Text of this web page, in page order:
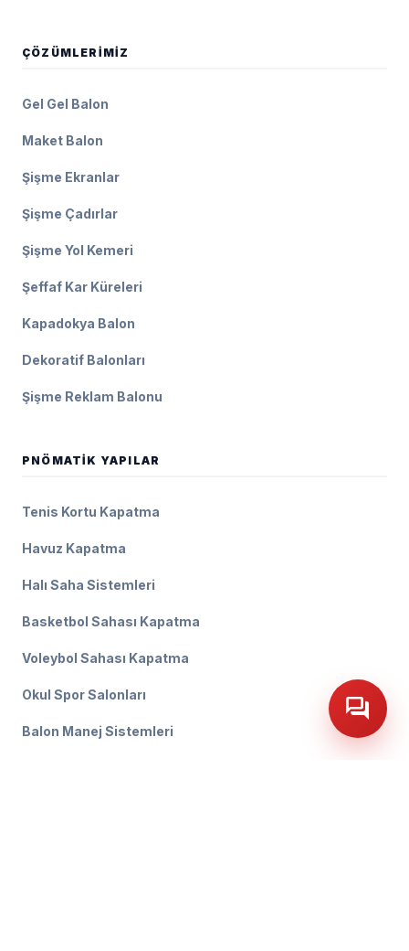
ÇÖZÜMLERIMIZ
Gel Gel Balon
Maket Balon
Şişme Ekranlar
Şişme Çadırlar
Şişme Yol Kemeri
Şeffaf Kar Küreleri
Kapadokya Balon
Dekoratif Balonları
Şişme Reklam Balonu
PNÖMATIK YAPILAR
Tenis Kortu Kapatma
Havuz Kapatma
Halı Saha Sistemleri
Basketbol Sahası Kapatma
Voleybol Sahası Kapatma
Okul Spor Salonları
Balon Manej Sistemleri CANLI DESTEK • İLETİŞİM • CANLI DESTEK • İLETİŞİM •
forum